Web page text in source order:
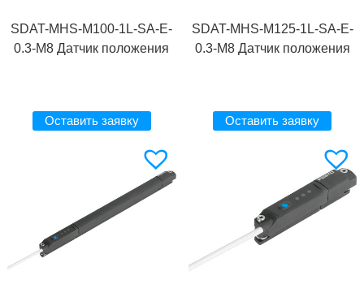
SDAT-MHS-M100-1L-SA-E-
0.3-M8 Датчик положения
Оставить заявку
SDAT-MHS-M125-1L-SA-E-
0.3-M8 Датчик положения
Оставить заявку